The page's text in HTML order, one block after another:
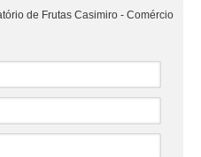
de Frutas Casimiro - Comércio